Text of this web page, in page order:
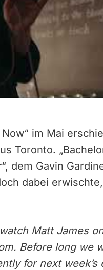
im Mai
Toronto.
dem Gavin
dabei
Matt James
Before long we
for next week’s